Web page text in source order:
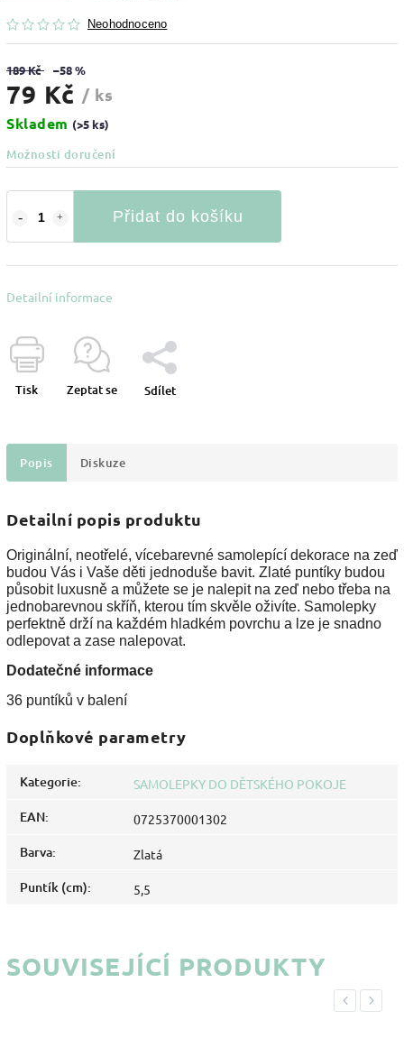
Neohodnoceno
189 Kč –58 %
79 Kč / ks
Skladem (>5 ks)
Možnosti doručení
Přidat do košíku
Detailní informace
Tisk Zeptat se Sdílet
Popis Diskuze
Detailní popis produktu
Originální, neotřelé, vícebarevné samolepící dekorace na zeď
budou Vás i Vaše děti jednoduše bavit. Zlaté puntíky budou
působit luxusně a můžete se je nalepit na zeď nebo třeba na
jednobarevnou skříň, kterou tím skvěle oživíte. Samolepky
perfektně drží na každém hladkém povrchu a lze je snadno
odlepovat a zase nalepovat.
Dodatečné informace
36 puntíků v balení
Doplňkové parametry
Kategorie: SAMOLEPKY DO DĚTSKÉHO POKOJE
EAN: 0725370001302
Barva: Zlatá
Puntík (cm): 5,5
SOUVISEJÍCÍ PRODUKTY
Previous
Next